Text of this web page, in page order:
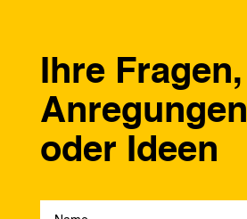
Ihre Fragen,
Anregungen
oder Ideen